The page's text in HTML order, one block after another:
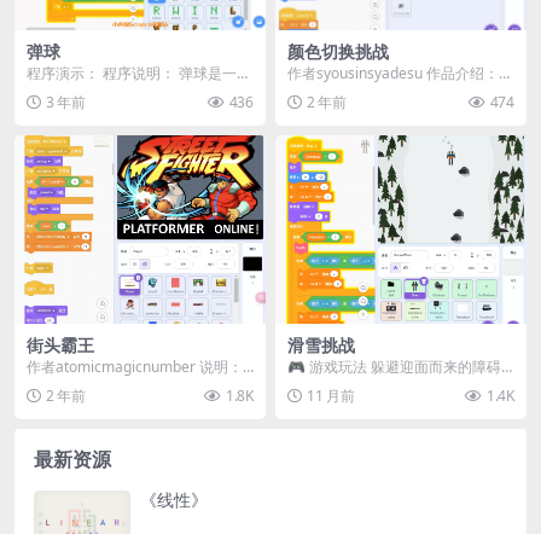
弹球
程序演示： 程序说明： 弹球是一个
经典的弹球游戏，玩家需要使用鼠
标控制接球板左右...
3 年前 436
颜色切换挑战
作者syousinsyadesu 作品介绍：
在《颜色切换挑战》中，你需要快
速反...2 年前 474
街头霸王
作者atomicmagicnumber 说明：
❶ 使用WASD键、方向键或移动...
2 年前 1.8K
滑雪挑战
🎮 游戏玩法 躲避迎面而来的障碍
物，赢得你在奖杯室中的一席之
地！ ⭐ 挑战目标 ...
11 月前 1.4K
最新资源
《线性》